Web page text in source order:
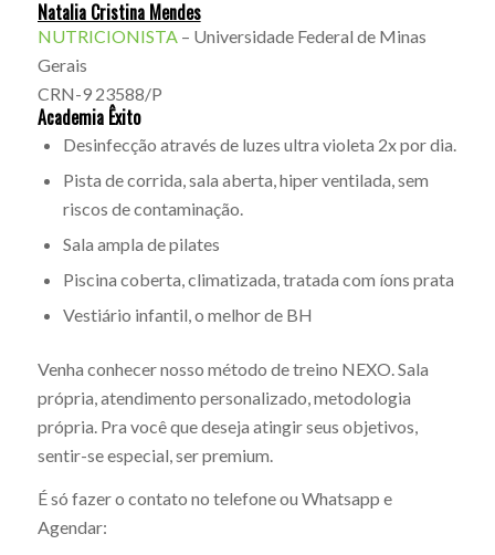
Natalia Cristina Mendes
NUTRICIONISTA – Universidade Federal de Minas
Gerais
CRN-9 23588/P
Academia Êxito
Desinfecção através de luzes ultra violeta 2x por dia.
Pista de corrida, sala aberta, hiper ventilada, sem
riscos de contaminação.
Sala ampla de pilates
Piscina coberta, climatizada, tratada com íons prata
Vestiário infantil, o melhor de BH
Venha conhecer nosso método de treino NEXO. Sala
própria, atendimento personalizado, metodologia
própria. Pra você que deseja atingir seus objetivos,
sentir-se especial, ser premium.
É só fazer o contato no telefone ou Whatsapp e
Agendar: